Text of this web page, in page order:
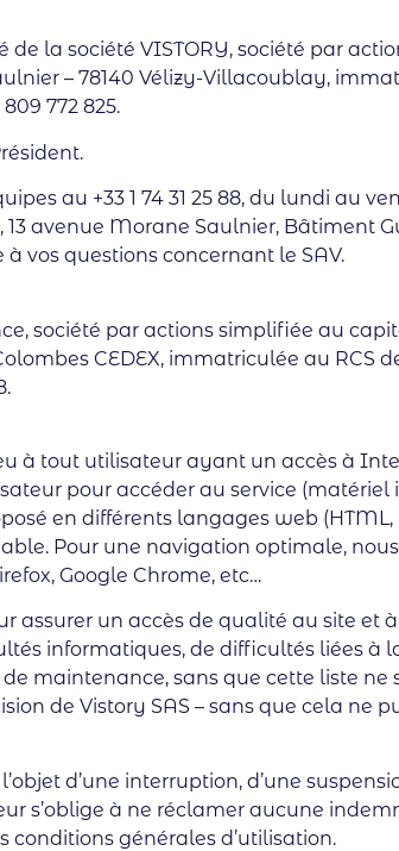
de la société VISTORY, société par
– 78140 Vélizy-Villacoublay,
772 825.
au +33 1 74 31 25 88, du lundi au
13 avenue Morane Saulnier, Bâtiment
vos questions concernant le SAV.
société par actions simplifiée au
CEDEX, immatriculée au RCS
à tout utilisateur ayant un accès à
pour accéder au service
en différents langages web (HTML,
Pour une navigation optimale,
Google Chrome, etc…
un accès de qualité au site et à
informatiques, de difficultés liées à
maintenance, sans que cette liste ne
de Vistory SAS – sans que cela ne
d’une interruption, d’une
s’oblige à ne réclamer aucune
générales d’utilisation.